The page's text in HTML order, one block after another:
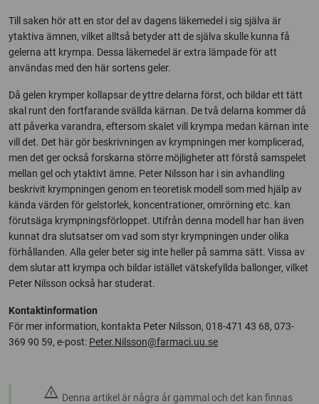
Till saken hör att en stor del av dagens läkemedel i sig själva är
ytaktiva ämnen, vilket alltså betyder att de själva skulle kunna få
gelerna att krympa. Dessa läkemedel är extra lämpade för att
användas med den här sortens geler.
Då gelen krymper kollapsar de yttre delarna först, och bildar ett tätt
skal runt den fortfarande svällda kärnan. De två delarna kommer då
att påverka varandra, eftersom skalet vill krympa medan kärnan inte
vill det. Det här gör beskrivningen av krympningen mer komplicerad,
men det ger också forskarna större möjligheter att förstå samspelet
mellan gel och ytaktivt ämne. Peter Nilsson har i sin avhandling
beskrivit krympningen genom en teoretisk modell som med hjälp av
kända värden för gelstorlek, koncentrationer, omrörning etc. kan
förutsäga krympningsförloppet. Utifrån denna modell har han även
kunnat dra slutsatser om vad som styr krympningen under olika
förhållanden. Alla geler beter sig inte heller på samma sätt. Vissa av
dem slutar att krympa och bildar istället vätskefyllda ballonger, vilket
Peter Nilsson också har studerat.
Kontaktinformation
För mer information, kontakta Peter Nilsson, 018-471 43 68, 073-
369 90 59, e-post: Peter.Nilsson@farmaci.uu.se
warning Denna artikel är några år gammal och det kan finnas